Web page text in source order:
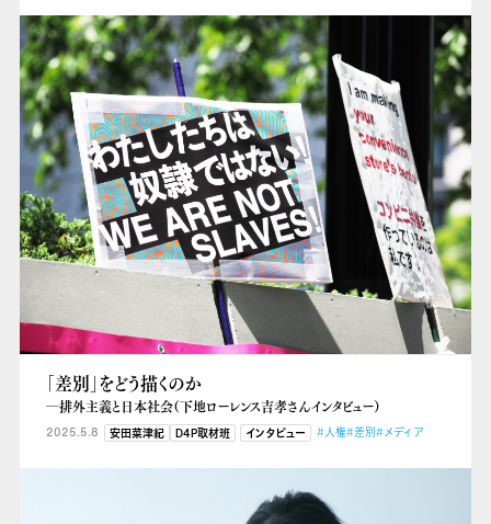
「差別」をどう描くのか
―排外主義と日本社会（下地ローレンス吉孝さんインタビュー）
2025.5.8 安田菜津紀 D4P取材班 インタビュー #人権#差別#メディア